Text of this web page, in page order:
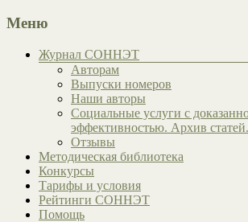
Меню
Журнал СОННЭТ
Авторам
Выпуски номеров
Наши авторы
Социальные услуги с
эффективностью. Архив статей.
Отзывы
Методическая библиотека
Конкурсы
Тарифы и условия
Рейтинги СОННЭТ
Помощь